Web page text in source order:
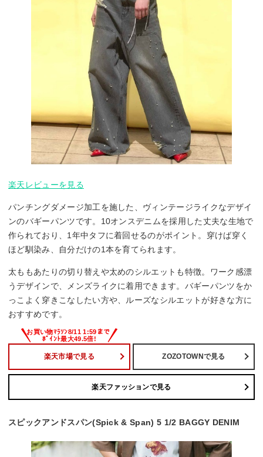
楽天レビューを見る
パンチングダメージ加工を施した、ヴィンテージライクなデザイ
ンのバギーパンツです。10オンスデニムを採用した丈夫な生地で
作られており、1年中タフに着回せるのがポイント。穿けば穿く
ほど馴染み、自分だけの1本を育てられます。
太ももあたりの切り替えや太めのシルエットも特徴。ワーク感漂
うデザインで、メンズライクに着用できます。バギーパンツをか
っこよく穿きこなしたい方や、ルーズなシルエットが好きな方に
おすすめです。
楽天市場で見る ZOZOTOWNで見る
楽天ファッションで見る
スピックアンドスパン(Spick & Span) 5 1/2 BAGGY DENIM